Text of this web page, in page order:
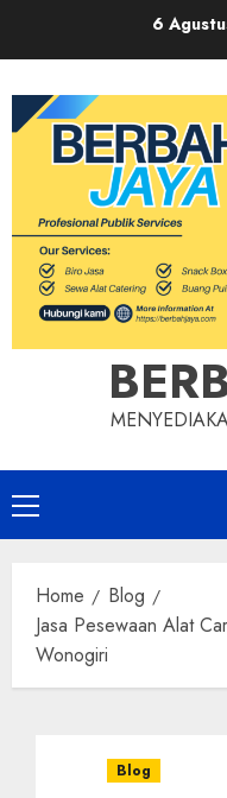
6
Primary
Menu
Home
Blog
Jasa Pesewaan Alat
Wonogiri
Blog